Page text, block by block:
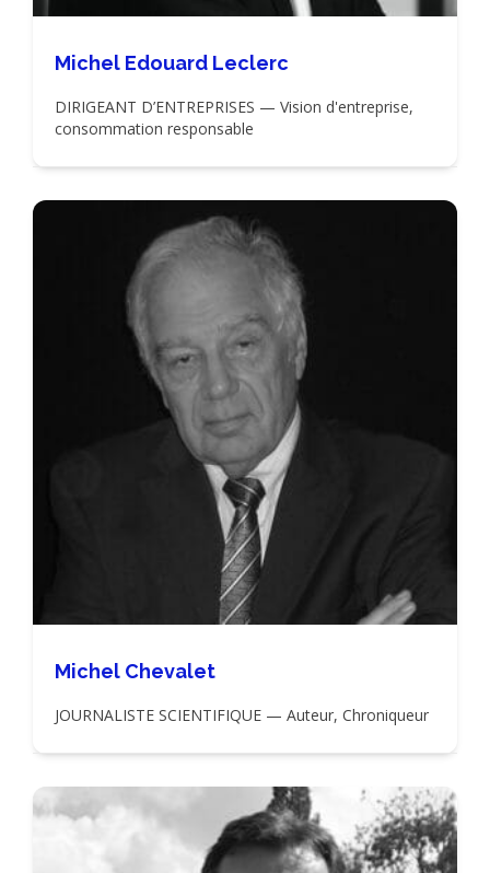
Michel Edouard Leclerc
DIRIGEANT D’ENTREPRISES — Vision d'entreprise,
consommation responsable
Michel Chevalet
JOURNALISTE SCIENTIFIQUE — Auteur, Chroniqueur